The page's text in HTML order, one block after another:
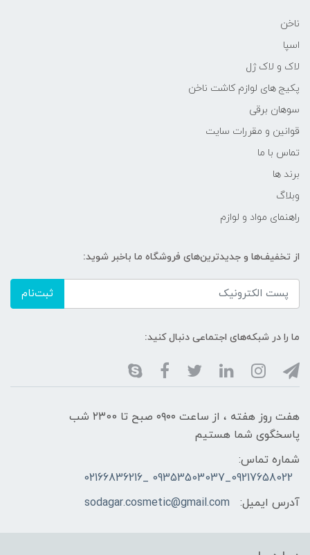
ناخن
اسپا
لاک و لاک ژل
پکیج های لوازم کاشت ناخن
سوهان برقی
قوانین و مقررات سایت
تماس با ما
برند ها
وبلاگ
راهنمای مواد و لوازم
از تخفیف‌ها و جدیدترین‌های فروشگاه ما باخبر شوید:
ثبت‌نام
ما را در شبکه‌های اجتماعی دنبال کنید:
هفت روز هفته ، از ساعت ۰۹۰۰ صبح تا ۲۳00 شب
پاسخگوی شما هستیم
شماره تماس:
09217658022_09353503037 _02166836216
آدرس ایمیل:
sodagar.cosmetic@gmail.com